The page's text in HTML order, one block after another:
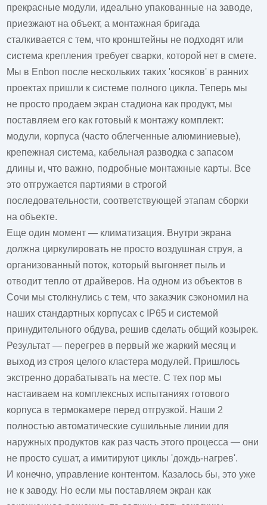
прекрасные модули, идеально упакованные на заводе,
приезжают на объект, а монтажная бригада
сталкивается с тем, что кронштейны не подходят или
система крепления требует сварки, которой нет в смете.
Мы в Enbon после нескольких таких 'косяков' в ранних
проектах пришли к системе полного цикла. Теперь мы
не просто продаемэкран стадиона как продукт, мы
поставляем его как готовый к монтажу комплект:
модули, корпуса (часто облегченные алюминиевые),
крепежная система, кабельная разводка с запасом
длины и, что важно, подробные монтажные карты. Все
это отгружается партиями в строгой
последовательности, соответствующей этапам сборки
на объекте.
Еще один момент — климатизация. Внутри экрана
должна циркулировать не просто воздушная струя, а
организованный поток, который выгоняет пыль и
отводит тепло от драйверов. На одном из объектов в
Сочи мы столкнулись с тем, что заказчик сэкономил на
наших стандартных корпусах с IP65 и системой
принудительного обдува, решив сделать общий козырек.
Результат — перегрев в первый же жаркий месяц и
выход из строя целого кластера модулей. Пришлось
экстренно дорабатывать на месте. С тех пор мы
настаиваем на комплексных испытаниях готового
корпуса в термокамере перед отгрузкой. Наши 2
полностью автоматические сушильные линии для
наружных продуктов как раз часть этого процесса — они
не просто сушат, а имитируют циклы 'дождь-нагрев'.
И конечно, управление контентом. Казалось бы, это уже
не к заводу. Но если мы поставляем экран как